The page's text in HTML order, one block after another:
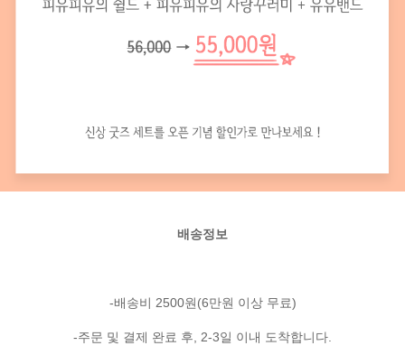
배송정보
-배송비 2500원(6만원 이상 무료)
-주문 및 결제 완료 후, 2-3일 이내 도착합니다.